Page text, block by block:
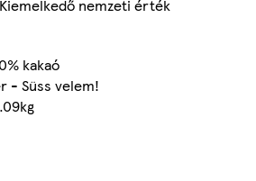
nemzeti érték
kakaó
- Süss velem!